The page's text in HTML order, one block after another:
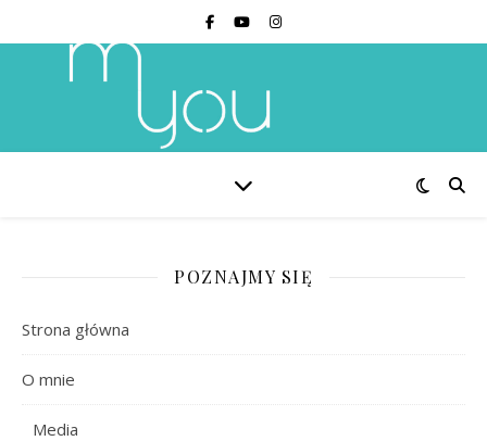
POZNAJMY SIĘ
Strona główna
O mnie
Media